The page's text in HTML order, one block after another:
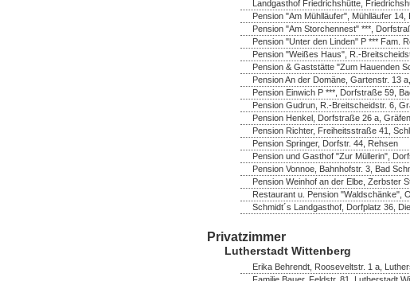
Landgasthof Friedrichshütte,
Pension "Am Mühlläufer", Mühlläufer 14,
Pension "Am Storchennest" ***,
Pension "Unter den Linden" P *** Fam.
Pension "Weißes Haus", R.-
Pension & Gaststätte "Zum Hauenden
Pension An der Domäne, Gartenstr. 13
Pension Einwich P ***, Dorfstraße 59,
Pension Gudrun, R.-Breitscheidstr. 6,
Pension Henkel, Dorfstraße 26 a,
Pension Richter, Freiheitsstraße 41,
Pension Springer, Dorfstr. 44, Rehsen
Pension und Gasthof "Zur Müllerin",
Pension Vonnoe, Bahnhofstr. 3, Bad
Pension Weinhof an der Elbe, Zerbster
Restaurant u. Pension "Waldschänke",
Schmidt´s Landgasthof, Dorfplatz 36,
Privatzimmer
Lutherstadt Wittenberg
Erika Behrendt, Rooseveltstr. 1 a,
Familie Bauer, Feldstr. 81, Lutherstadt